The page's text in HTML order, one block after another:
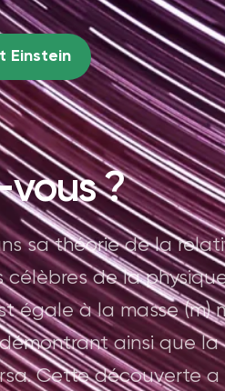
Einstein
vous ?
sa théorie de la
de la
égale à la masse
ainsi que
Cette découverte